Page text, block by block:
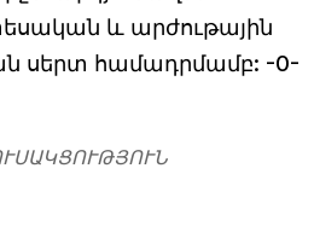
և արժութային
սերտ համադրմամբ: -0-